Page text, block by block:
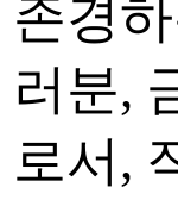
존경
러분,
로서,